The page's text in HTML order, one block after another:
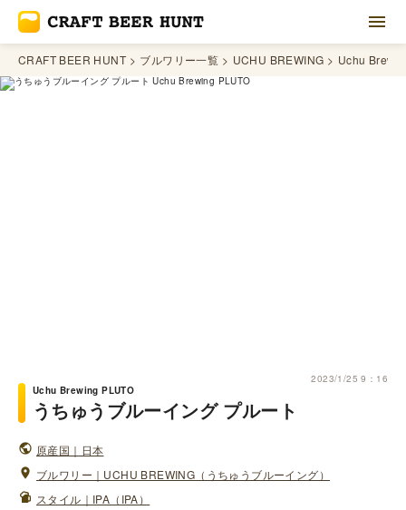
CRAFT BEER HUNT ブルワリー一覧 UCHU BREWING Uchu
2023/1/25 9：16
Uchu Brewing PLUTO
うちゅうブルーイング プルート
原産国｜日本
ブルワリー｜UCHU BREWING（うちゅうブルーイング）
スタイル｜IPA（IPA）